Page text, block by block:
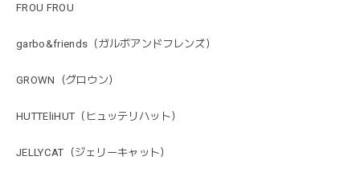
FROU FROU
garbo&friends（ガルボアンドフレンズ）
GROWN（グロウン）
HUTTEliHUT（ヒュッテリハット）
JELLYCAT（ジェリーキャット）